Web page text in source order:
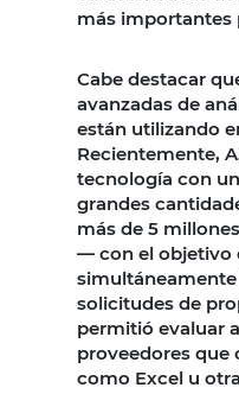
más importantes
Cabe destacar
avanzadas de
están utilizando
Recientemente,
tecnología con
grandes
más de 5
— con el objetivo
simultáneamente
solicitudes de
permitió evaluar
proveedores que
como Excel u